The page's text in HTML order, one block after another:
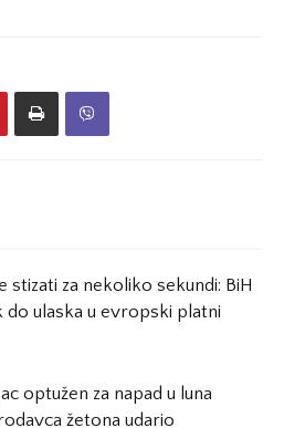
stizati za nekoliko sekundi: BiH
do ulaska u evropski platni
optužen za napad u luna
žetona udario